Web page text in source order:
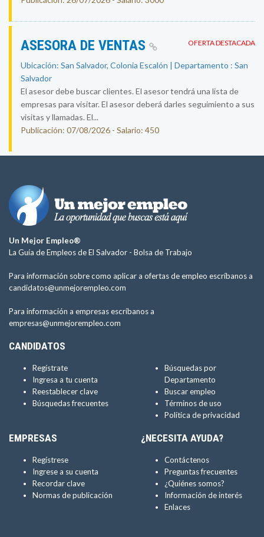
OFERTA DESTACADA
ASESORA DE VENTAS
Ubicación: San Salvador, Colonia Escalón | Departamento : San
Salvador
El asesor debe buscar clientes. El asesor tendrá una lista de
empresas para visitar. El asesor deberá darles seguimiento a sus
visitas y llamadas. El...
Publicación: 07/08/2026 - Salario: 450
Un Mejor Empleo®
La Guía de Empleos de El Salvador - Bolsa de Trabajo
Para información sobre como aplicar a ofertas de empleo escríbanos a
candidatos@unmejorempleo.com
Para información a empresas escríbanos a
empresas@unmejorempleo.com
CANDIDATOS
Regístrate
Ingresa a tu cuenta
Reestablecer clave
Búsquedas frecuentes
Búsquedas por
Departamento
Buscar empleo
Términos de uso
Política de privacidad
EMPRESAS
Regístrese
Ingrese a su cuenta
Recordar clave
Normas de publicación
¿NECESITA AYUDA?
Contáctenos
Preguntas frecuentes
¿Quiénes somos?
Información de interés
Enlaces